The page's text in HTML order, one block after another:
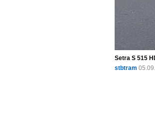
Setra S 515
stbtram